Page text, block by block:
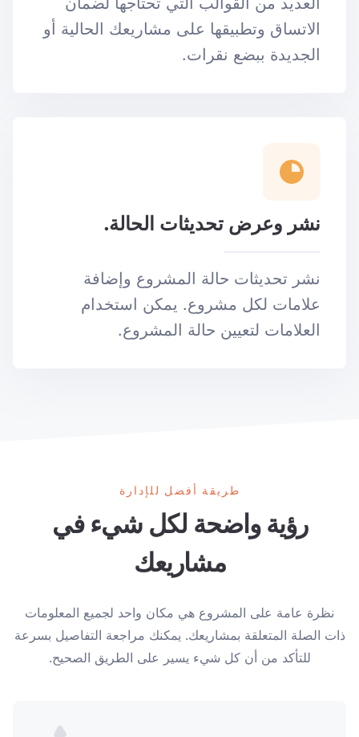
الاتساق وتطبيقها على مشاريعك الحالية أو
الجديدة ببضع نقرات.
نشر وعرض تحديثات الحالة.
نشر تحديثات حالة المشروع وإضافة
علامات لكل مشروع. يمكن استخدام
العلامات لتعيين حالة المشروع.
طريقة أفضل للإدارة
رؤية واضحة لكل شيء في
مشاريعك
نظرة عامة على المشروع هي مكان واحد لجميع المعلومات
ذات الصلة المتعلقة بمشاريعك. يمكنك مراجعة التفاصيل بسرعة
للتأكد من أن كل شيء يسير على الطريق الصحيح.